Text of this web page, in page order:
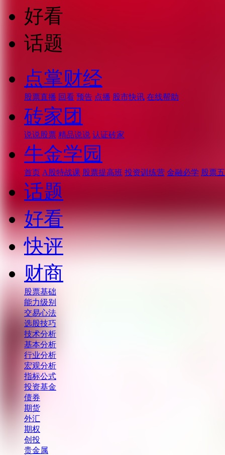
好看
话题
点掌财经
股票直播 回看 预告 点播 股市快讯 在线帮助
砖家团
说说股票 精品说说 认证砖家
牛金学园
首页 A股特战课 股票提高班 投资训练营 金融必学 股票
话题
好看
快评
财商
股票基础
能力级别
交易心法
选股技巧
技术分析
基本分析
行业分析
宏观分析
指标公式
投资基金
债券
期货
外汇
期权
创投
贵金属